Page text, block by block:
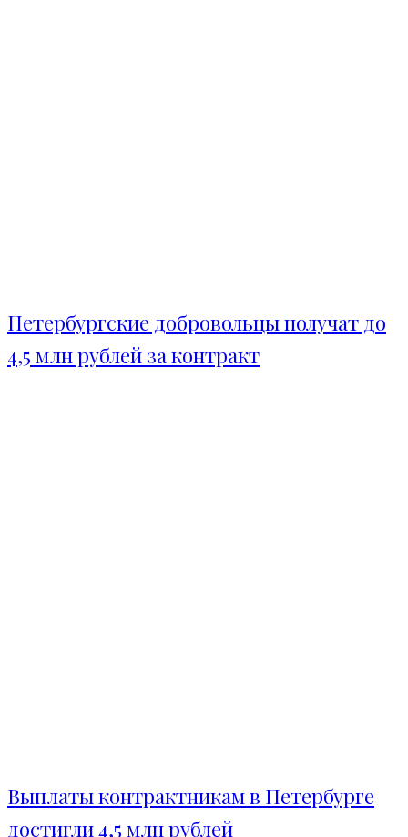
Петербургские добровольцы получат до
4,5 млн рублей за контракт
Выплаты контрактникам в Петербурге
достигли 4,5 млн рублей